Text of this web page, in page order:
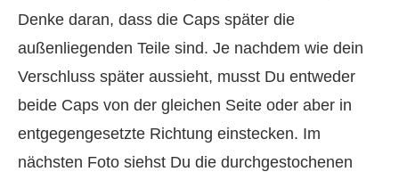
Denke daran, dass die Caps später die
außenliegenden Teile sind. Je nachdem wie dein
Verschluss später aussieht, musst Du entweder
beide Caps von der gleichen Seite oder aber in
entgegengesetzte Richtung einstecken. Im
nächsten Foto siehst Du die durchgestochenen